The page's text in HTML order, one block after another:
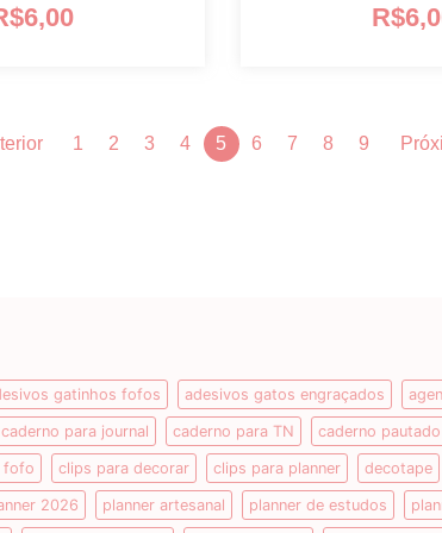
6,00 R$
1 2 3 4 5 6 7 8 9
gatinhos fofos adesivos gatos engraçados
caderno para journal caderno para TN caderno pautado
fofo clips para decorar clips para planner decotape
2026 planner artesanal planner de estudos